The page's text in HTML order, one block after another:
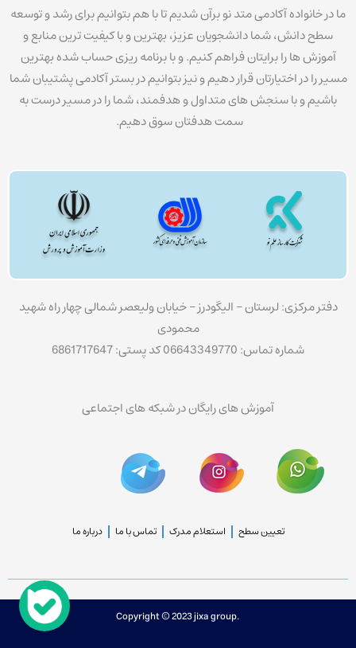
ما در خانواده آکادمی متد نو برآن شدیم تا با هم بتوانیم برای رشد و توسعه
سطح دانش، شما دانشجویان عزیز، بهترین و با کیفیت ترین منابع و
آموزش ها را برایتان فراهم کنیم. و با برنامه ریزی حساب شده بهترین
مسیر را در اختیارتان قرار دهیم و نیز بتوانیم در بستر آکادمی پشتیبان شما
باشیم و با سنجش های متداول و هدفمند، شما را در مسیر درست به
سمت هدفتان سوق دهیم.
دفتر مرکزی: لرستان – الیگودرز – خیابان ولیعصر شمالی چهار راه شهید
محمودی
شماره تماس: 06643349770 کد پستی: 6861717647
آموزش های رایگان در شبکه های اجتماعی
تعیین سطح استعلام مدرک تماس با ما درباره ما
Copyright © 2023 jixa group.